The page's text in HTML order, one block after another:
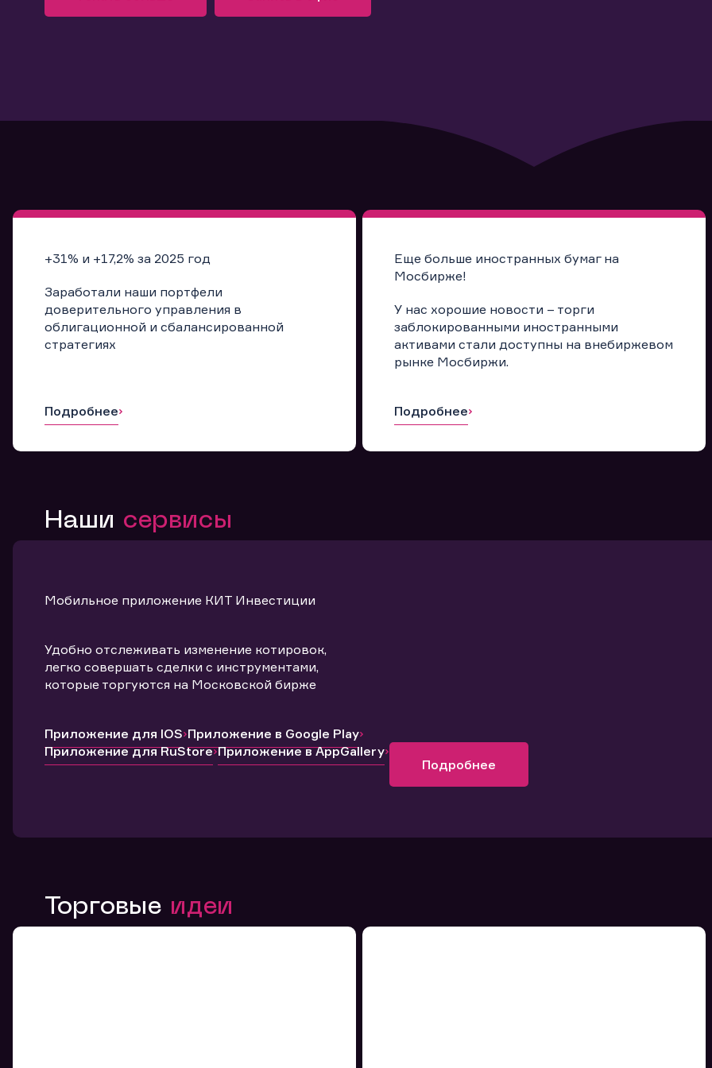
+31% и +17,2% за 2025 год
Заработали наши портфели
доверительного управления в
облигационной и сбалансированной
стратегиях
Подробнее
Еще больше иностранных бумаг на
Мосбирже!
У нас хорошие новости – торги
заблокированными иностранными
активами стали доступны на внебиржевом
рынке Мосбиржи.
Подробнее
Наши сервисы
Мобильное приложение КИТ Инвестиции
Удобно отслеживать изменение котировок,
легко совершать сделки с инструментами,
которые торгуются на Московской бирже
Приложение для IOS Приложение в Google Play
Приложение для RuStore Приложение в AppGallery
Подробнее
Торговые идеи